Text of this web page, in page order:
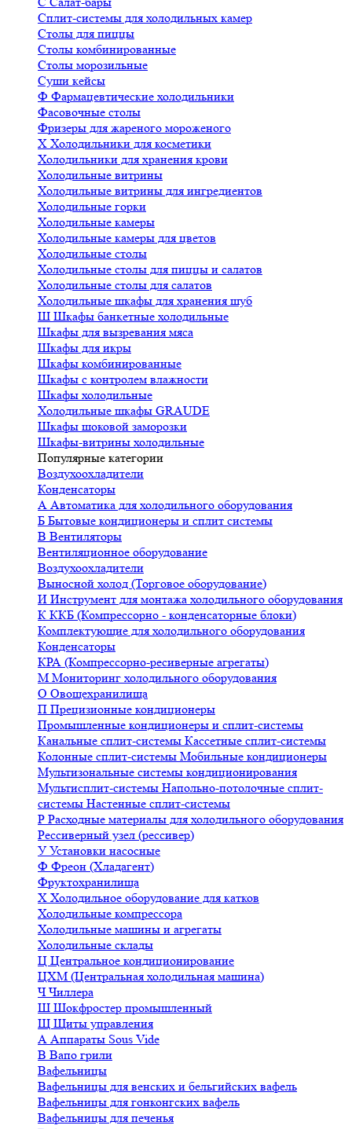
Сплит-системы для холодильных камер
Столы для пиццы
Столы комбинированные
Столы морозильные
Суши кейсы
Ф Фармацевтические холодильники
Фасовочные столы
Фризеры для жареного мороженого
Х Холодильники для косметики
Холодильники для хранения крови
Холодильные витрины
Холодильные витрины для ингредиентов
Холодильные горки
Холодильные камеры
Холодильные камеры для цветов
Холодильные столы
Холодильные столы для пиццы и салатов
Холодильные столы для салатов
Холодильные шкафы для хранения шуб
Ш Шкафы банкетные холодильные
Шкафы для вызревания мяса
Шкафы для икры
Шкафы комбинированные
Шкафы с контролем влажности
Шкафы холодильные
Холодильные шкафы GRAUDE
Шкафы шоковой заморозки
Шкафы-витрины холодильные
Популярные категории
Воздухоохладители
Конденсаторы
А Автоматика для холодильного оборудования
Б Бытовые кондиционеры и сплит системы
В Вентиляторы
Вентиляционное оборудование
Воздухоохладители
Выносной холод (Торговое оборудование)
И Инструмент для монтажа холодильного оборудования
К ККБ (Компрессорно - конденсаторные блоки)
Комплектующие для холодильного оборудования
Конденсаторы
КРА (Компрессорно-ресиверные агрегаты)
М Мониторинг холодильного оборудования
О Овощехранилища
П Прецизионные кондиционеры
Промышленные кондиционеры и сплит-системы
Канальные сплит-системы Кассетные сплит-системы
Колонные сплит-системы Мобильные кондиционеры
Мультизональные системы кондиционирования
Мультисплит-системы Напольно-потолочные сплит-
системы Настенные сплит-системы
Р Расходные материалы для холодильного оборудования
Рессиверный узел (рессивер)
У Установки насосные
Ф Фреон (Хладагент)
Фруктохранилища
Х Холодильное оборудование для катков
Холодильные компрессора
Холодильные машины и агрегаты
Холодильные склады
Ц Центральное кондиционирование
ЦХМ (Центральная холодильная машина)
ЧЧиллера
Ш Шокфростер промышленный
Щ Щиты управления
А Аппараты Sous Vide
В Вапо грили
Вафельницы
Вафельницы для венских и бельгийских вафель
Вафельницы для гонконгских вафель
Вафельницы для печенья